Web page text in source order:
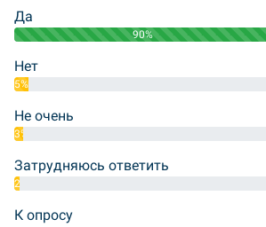
Да
90%
Нет
5%
Не очень
3%
Затрудняюсь ответить
2%
К опросу